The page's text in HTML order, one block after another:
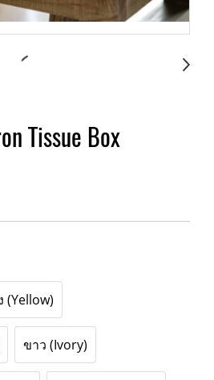
Tissue Box
(Yellow)
ขาว (Ivory)